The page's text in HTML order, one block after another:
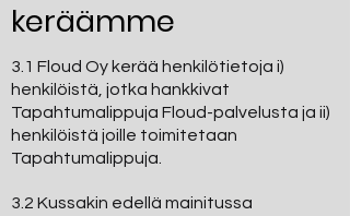
keräämme
3.1 Floud Oy kerää henkilötietoja i)
henkilöistä, jotka hankkivat
Tapahtumalippuja Floud-palvelusta ja ii)
henkilöistä joille toimitetaan
Tapahtumalippuja.
3.2 Kussakin edellä mainitussa